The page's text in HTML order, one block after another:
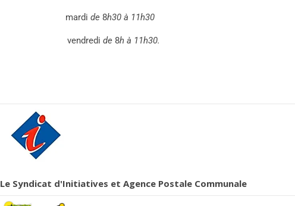
mardide 8h30 à 11h30
vendredide 8h à 11h30.
Le Syndicat d'Initiatives et Agence Postale Communale